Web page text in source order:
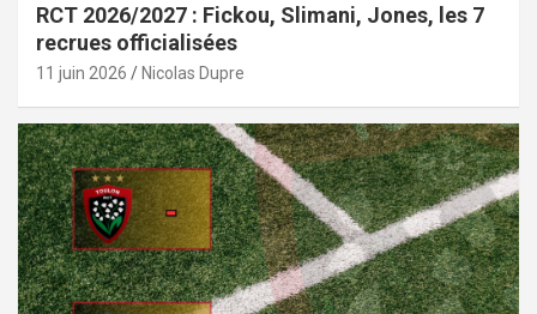
RCT 2026/2027 : Fickou, Slimani, Jones, les 7
recrues officialisées
11 juin 2026 Nicolas Dupre